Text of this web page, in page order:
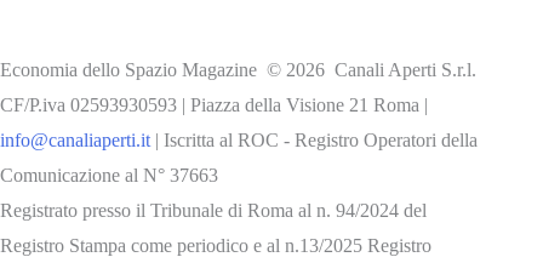
Economia dello Spazio Magazine © 2026 Canali Aperti S.r.l.
CF/P.iva 02593930593 | Piazza della Visione 21 Roma |
info@canaliaperti.it | Iscritta al ROC - Registro Operatori della
Comunicazione al N° 37663
Registrato presso il Tribunale di Roma al n. 94/2024 del
Registro Stampa come periodico e al n.13/2025 Registro